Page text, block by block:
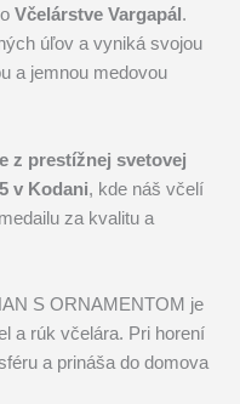
Včelárstve Vargapál .
úľov a vyniká svojou
a jemnou medovou
z prestížnej svetovej
v Kodani, kde náš včelí
za kvalitu a
S ORNAMENTOM je
a rúk včelára. Pri horení
a prináša do domova